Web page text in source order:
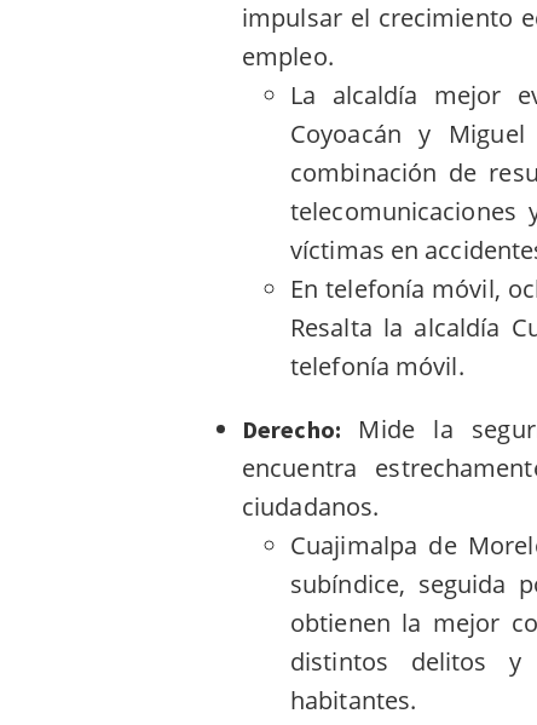
impulsar el crecimiento
empleo.
La alcaldía mejor
Coyoacán y
combinación de
víctimas en
En telefonía móvil,
Resalta la alcaldía
telefonía móvil.
Derecho: Mide la
encuentra
ciudadanos.
Cuajimalpa de
subíndice, seguida
obtienen la mejor
distintos delitos
habitantes.